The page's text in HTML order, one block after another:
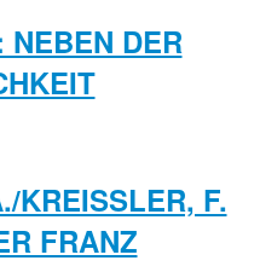
DER
F. (
FRANZ